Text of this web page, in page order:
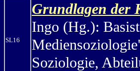
SL16
Grundlagen der
Ingo (Hg.):
Soziologie,